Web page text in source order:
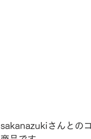
sakanazukiさんとの